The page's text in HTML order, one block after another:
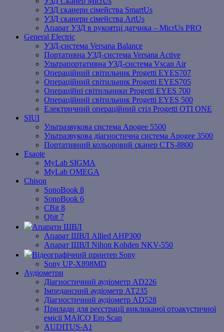
УЗД сканери сімейства SmartUs
УЗД сканери сімейства ArtUs
Апарат УЗД в рукоятці датчика – MicrUs PRO
General Electric
УЗД-система Versana Balance
Портативна УЗД-система Versana Active
Ультрапортативна УЗД-система Vscan Air
Операційний світильник Progetti EYES707
Операційний світильник Progetti EYES705
Операційні світильники Progetti EYES 700
Операційний світильник Progetti EYES 500
Електричний операційний стіл Progetti OTI ONE
SIUI
Ультразвукова система Apogee 5500
Ультразвукова діагностична система Apogee 3500
Портативний кольоровий сканер CTS-8800
Esaote
MyLab SIGMA
MyLab OMEGA
Chison
SonoBook 8
SonoBook 6
СBit 8
Qbit 7
Апарати ШВЛ
Апарат ШВЛ Allied AHP300
Апарат ШВЛ Nihon Kohden NKV-550
Відеографічний принтер Sony
Sony UP-X898MD
Аудіометри
Діагностичний аудіометр AD226
Імпедансний аудіометр АТ235
Діагностичний аудіометр AD528
Прилади для реєстрації викликаної отоакустичної
емісії MAICO Ero Scan
AUDITUS-A1